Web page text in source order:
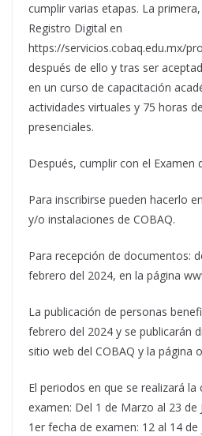
cumplir varias etapas. La
Registro Digital en
https://servicios.cobaq.edu.mx/
después de ello y tras ser
en un curso de capacitación
actividades virtuales y 75 horas
presenciales.
Después, cumplir con el Examen
Para inscribirse pueden hacerlo
y/o instalaciones de COBAQ.
Para recepción de documentos:
febrero del 2024, en la página
La publicación de personas
febrero del 2024 y se publicarán
sitio web del COBAQ y la página
El periodos en que se realizará la
examen: Del 1 de Marzo al 23 de
1er fecha de examen: 12 al 14 de